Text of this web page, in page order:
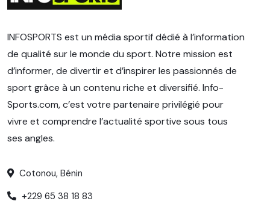
INFOSPORTS est un média sportif dédié à l’information
de qualité sur le monde du sport. Notre mission est
d’informer, de divertir et d’inspirer les passionnés de
sport grâce à un contenu riche et diversifié. Info-
Sports.com, c’est votre partenaire privilégié pour
vivre et comprendre l’actualité sportive sous tous
ses angles.
Cotonou, Bénin
+229 65 38 18 83